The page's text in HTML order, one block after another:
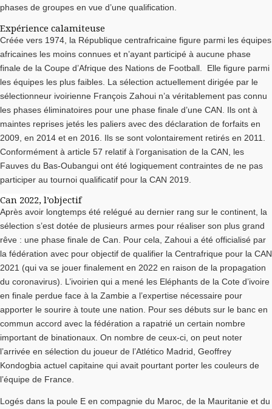
phases de groupes en vue d’une qualification.
Expérience calamiteuse
Créée vers 1974, la République centrafricaine figure parmi les équipes
africaines les moins connues et n’ayant participé à aucune phase
finale de la Coupe d’Afrique des Nations de Football. Elle figure parmi
les équipes les plus faibles. La sélection actuellement dirigée par le
sélectionneur ivoirienne François Zahoui n’a véritablement pas connu
les phases éliminatoires pour une phase finale d’une CAN. Ils ont à
maintes reprises jetés les paliers avec des déclaration de forfaits en
2009, en 2014 et en 2016. Ils se sont volontairement retirés en 2011.
Conformément à article 57 relatif à l’organisation de la CAN, les
Fauves du Bas-Oubangui ont été logiquement contraintes de ne pas
participer au tournoi qualificatif pour la CAN 2019.
Can 2022, l’objectif
Après avoir longtemps été relégué au dernier rang sur le continent, la
sélection s’est dotée de plusieurs armes pour réaliser son plus grand
rêve : une phase finale de Can. Pour cela, Zahoui a été officialisé par
la fédération avec pour objectif de qualifier la Centrafrique pour la CAN
2021 (qui va se jouer finalement en 2022 en raison de la propagation
du coronavirus). L’ivoirien qui a mené les Eléphants de la Cote d’ivoire
en finale perdue face à la Zambie a l’expertise nécessaire pour
apporter le sourire à toute une nation. Pour ses débuts sur le banc en
commun accord avec la fédération a rapatrié un certain nombre
important de binationaux. On nombre de ceux-ci, on peut noter
l’arrivée en sélection du joueur de l’Atlético Madrid, Geoffrey
Kondogbia actuel capitaine qui avait pourtant porter les couleurs de
l’équipe de France.
Logés dans la poule E en compagnie du Maroc, de la Mauritanie et du